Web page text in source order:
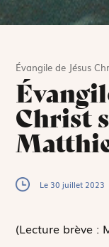
Évangile de Jésus
Christ
Le 30 juillet 2023
(Lecture brève :